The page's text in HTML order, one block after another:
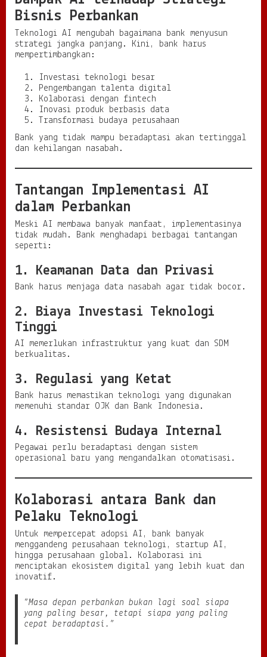
Bisnis Perbankan
Teknologi AI mengubah bagaimana bank menyusun
strategi jangka panjang. Kini, bank harus
mempertimbangkan:
Investasi teknologi besar
Pengembangan talenta digital
Kolaborasi dengan fintech
Inovasi produk berbasis data
Transformasi budaya perusahaan
Bank yang tidak mampu beradaptasi akan tertinggal
dan kehilangan nasabah.
Tantangan Implementasi AI
dalam Perbankan
Meski AI membawa banyak manfaat, implementasinya
tidak mudah. Bank menghadapi berbagai tantangan
seperti:
1. Keamanan Data dan Privasi
Bank harus menjaga data nasabah agar tidak bocor.
2. Biaya Investasi Teknologi
Tinggi
AI memerlukan infrastruktur yang kuat dan SDM
berkualitas.
3. Regulasi yang Ketat
Bank harus memastikan teknologi yang digunakan
memenuhi standar OJK dan Bank Indonesia.
4. Resistensi Budaya Internal
Pegawai perlu beradaptasi dengan sistem
operasional baru yang mengandalkan otomatisasi.
Kolaborasi antara Bank dan
Pelaku Teknologi
Untuk mempercepat adopsi AI, bank banyak
menggandeng perusahaan teknologi, startup AI,
hingga perusahaan global. Kolaborasi ini
menciptakan ekosistem digital yang lebih kuat dan
inovatif.
“Masa depan perbankan bukan lagi soal siapa
yang paling besar, tetapi siapa yang paling
cepat beradaptasi.”